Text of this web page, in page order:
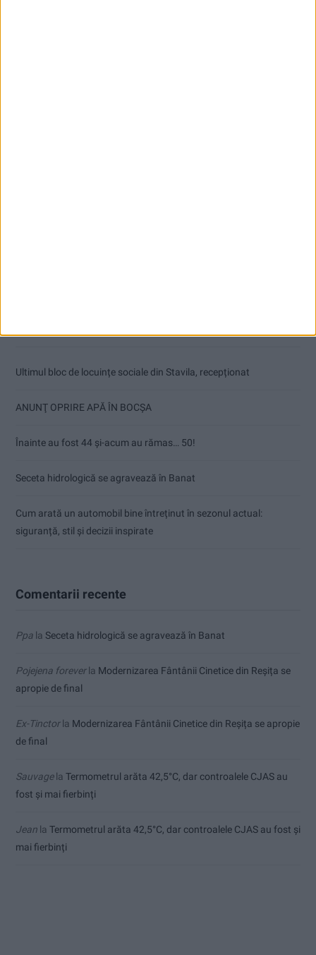
Ultimul bloc de locuințe sociale din Stavila, recepționat
ANUNŢ OPRIRE APĂ ÎN BOCȘA
Înainte au fost 44 și-acum au rămas… 50!
Seceta hidrologică se agravează în Banat
Cum arată un automobil bine întreținut în sezonul actual:
siguranță, stil și decizii inspirate
Comentarii recente
Ppa la Seceta hidrologică se agravează în Banat
Pojejena foreverla Modernizarea Fântânii Cinetice din Reșița se
apropie de final
Ex-Tinctorla Modernizarea Fântânii Cinetice din Reșița se apropie
de final
Sauvagela Termometrul arăta 42,5°C, dar controalele CJAS au
fost și mai fierbinți
Jean la Termometrul arăta 42,5°C, dar controalele CJAS au fost și
mai fierbinți